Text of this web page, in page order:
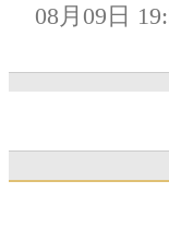
08月09日